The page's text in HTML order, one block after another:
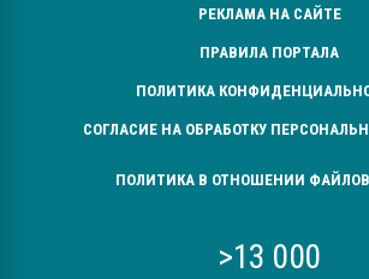
РЕКЛАМА НА САЙТЕ
ПРАВИЛА ПОРТАЛА
ПОЛИТИКА
СОГЛАСИЕ НА ОБРАБОТКУ
ПОЛИТИКА В ОТНОШЕНИИ ФАЙЛОВ
>13 000